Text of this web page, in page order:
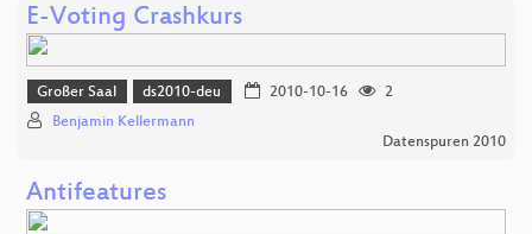
E-Voting Crashkurs
Großer Saal ds2010-deu 2010-10-16
2
Benjamin Kellermann
Datenspuren 2010
Antifeatures